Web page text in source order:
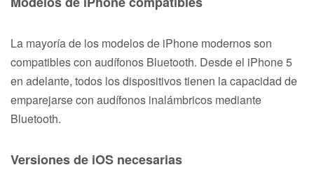
La mayoría de los modelos de iPhone modernos son
compatibles con audífonos Bluetooth. Desde el iPhone 5
en adelante, todos los dispositivos tienen la capacidad de
emparejarse con audífonos inalámbricos mediante
Bluetooth.
Versiones de iOS necesarias